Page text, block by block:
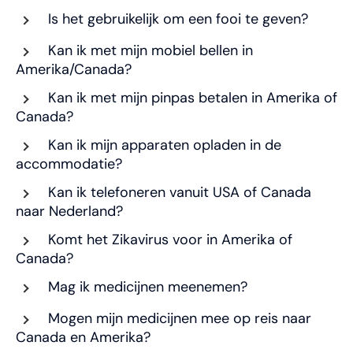
Is het gebruikelijk om een fooi te geven?
Kan ik met mijn mobiel bellen in
Amerika/Canada?
Kan ik met mijn pinpas betalen in Amerika of
Canada?
Kan ik mijn apparaten opladen in de
accommodatie?
Kan ik telefoneren vanuit USA of Canada
naar Nederland?
Komt het Zikavirus voor in Amerika of
Canada?
Mag ik medicijnen meenemen?
Mogen mijn medicijnen mee op reis naar
Canada en Amerika?